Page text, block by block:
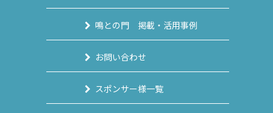
鳴との門 掲載・活用事例
お問い合わせ
スポンサー様一覧